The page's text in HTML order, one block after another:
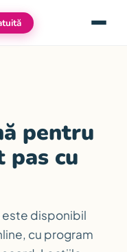
Meniu
pentru
cu
este disponibil
cu program